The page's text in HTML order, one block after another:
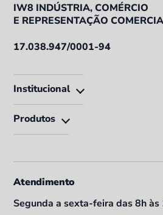
IW8 INDÚSTRIA, COMÉRCIO
E REPRESENTAÇÃO
17.038.947/0001-94
Institucional
Produtos
Atendimento
Segunda a sexta-feira das 8h às